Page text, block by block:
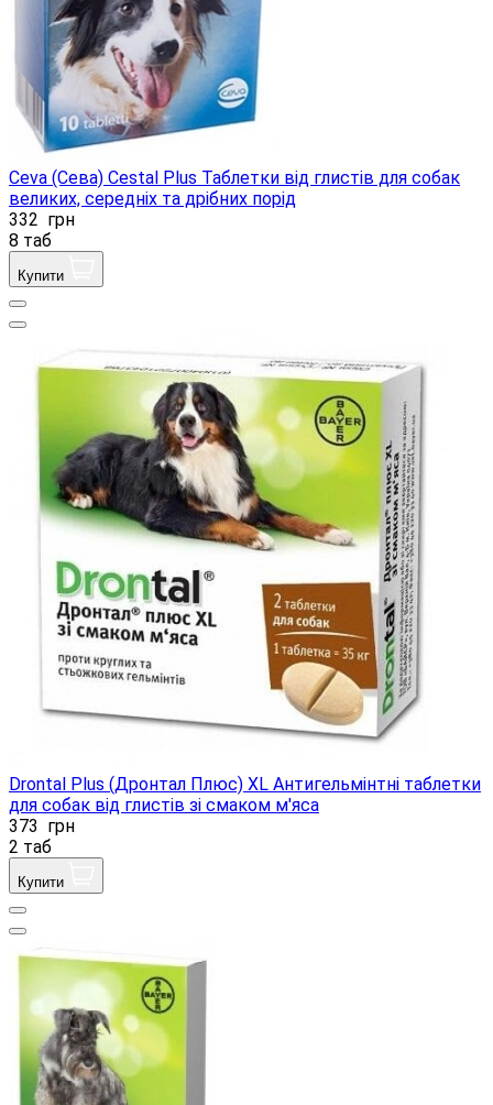
Ceva (Сева) Cestal Plus Таблетки від глистів для собак
великих, середніх та дрібних порід
332 грн
8 таб
Купити
Drontal Plus (Дронтал Плюс) XL Антигельмінтні таблетки
для собак від глистів зі смаком м'яса
373 грн
2 таб
Купити